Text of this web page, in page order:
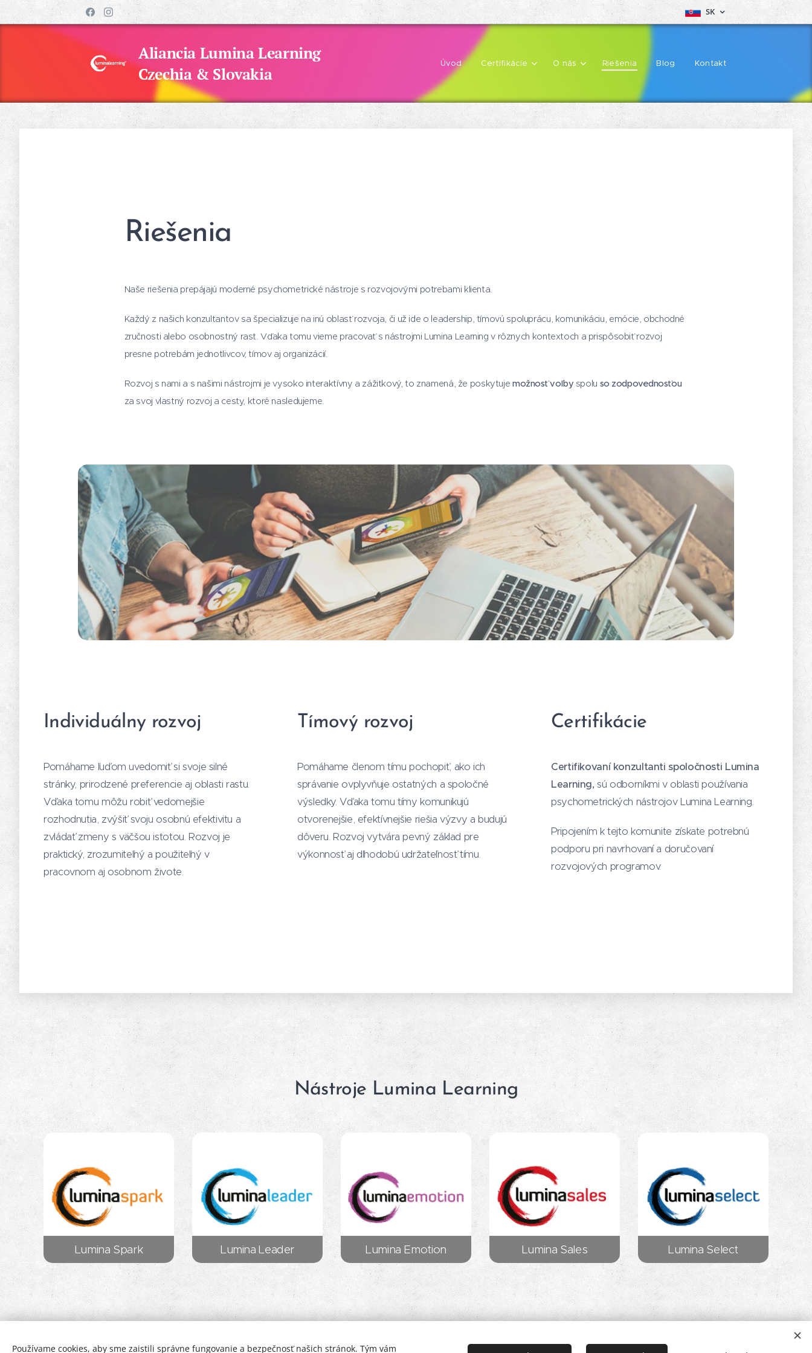
SK
Aliancia Lumina Learning
Czechia & Slovakia
Úvod Certifikácie O nás Riešenia Blog Kontakt
Riešenia
Naše riešenia prepájajú moderné psychometrické nástroje s rozvojovými potrebami klienta.
Každý z našich konzultantov sa špecializuje na inú oblasť rozvoja, či už ide o leadership, tímovú spoluprácu, komunikáciu, emócie, obchodné
zručnosti alebo osobnostný rast. Vďaka tomu vieme pracovať s nástrojmi Lumina Learning v rôznych kontextoch a prispôsobiť rozvoj
presne potrebám jednotlivcov, tímov aj organizácií.
Rozvoj s nami a s našimi nástrojmi je vysoko interaktívny a zážitkový, to znamená, že poskytuje možnosť voľby spolu so zodpovednosťou
za svoj vlastný rozvoj a cesty, ktoré nasledujeme.
Individuálny rozvoj
Pomáhame ľuďom uvedomiť si svoje silné
stránky, prirodzené preferencie aj oblasti rastu.
Vďaka tomu môžu robiť vedomejšie
rozhodnutia, zvýšiť svoju osobnú efektivitu a
zvládať zmeny s väčšou istotou. Rozvoj je
praktický, zrozumiteľný a použiteľný v
pracovnom aj osobnom živote.
Tímový rozvoj
Pomáhame členom tímu pochopiť, ako ich
správanie ovplyvňuje ostatných a spoločné
výsledky. Vďaka tomu tímy komunikujú
otvorenejšie, efektívnejšie riešia výzvy a budujú
dôveru. Rozvoj vytvára pevný základ pre
výkonnosť aj dlhodobú udržateľnosť tímu.
Certifikácie
Certifikovaní konzultanti spoločnosti Lumina
Learning, sú odborníkmi v oblasti používania
psychometrických nástrojov Lumina Learning.
Pripojením k tejto komunite získate potrebnú
podporu pri navrhovaní a doručovaní
rozvojových programov.
Nástroje Lumina Learning
Lumina Spark Lumina Leader Lumina Emotion Lumina Sales Lumina Select
Používame cookies, aby sme zaistili správne fungovanie a bezpečnosť našich stránok. Tým vám